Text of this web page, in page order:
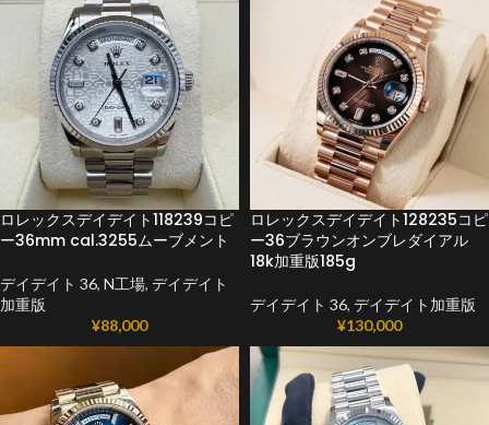
ロレックスデイデイト118239コピ
ー36mm cal.3255ムーブメント
デイデイト 36, N工場, デイデイト
加重版
¥88,000
ロレックスデイデイト128235コピ
ー36ブラウンオンブレダイアル
18k加重版185g
デイデイト 36, デイデイト加重版
¥130,000